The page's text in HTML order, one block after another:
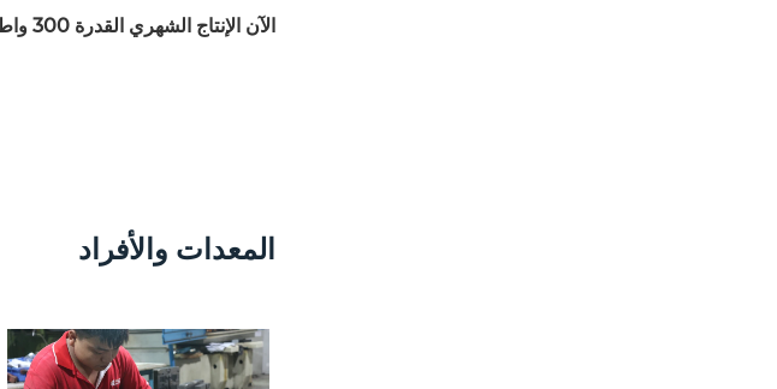
الآن الإنتاج الشهري القدرة 300 واط.
المعدات والأفراد